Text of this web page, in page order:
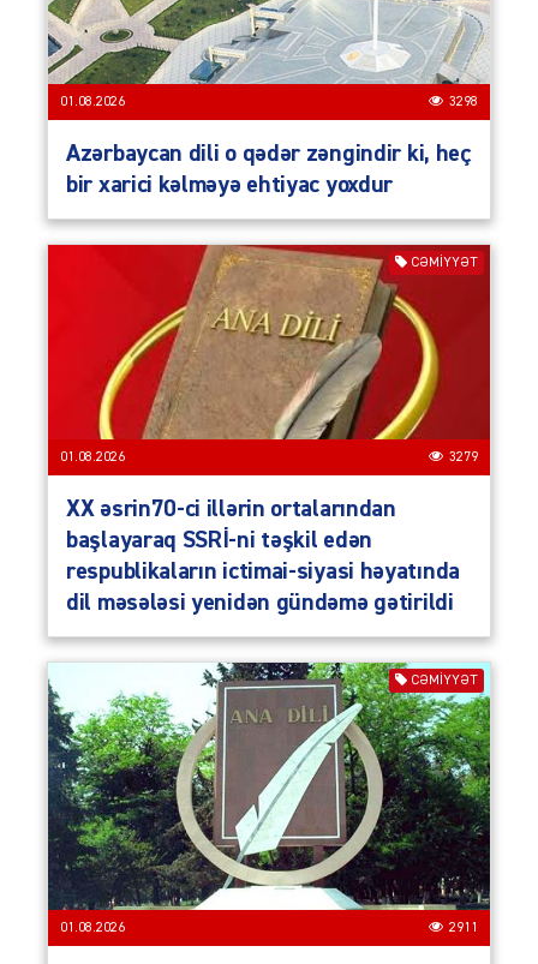
01.08.2026 3298
Azərbaycan dili o qədər zəngindir ki, heç
bir xarici kəlməyə ehtiyac yoxdur
CƏMIYYƏT
01.08.2026 3279
XX əsrin70-ci illərin ortalarından
başlayaraq SSRİ-ni təşkil edən
respublikaların ictimai-siyasi həyatında
dil məsələsi yenidən gündəmə gətirildi
CƏMIYYƏT
01.08.2026 2911